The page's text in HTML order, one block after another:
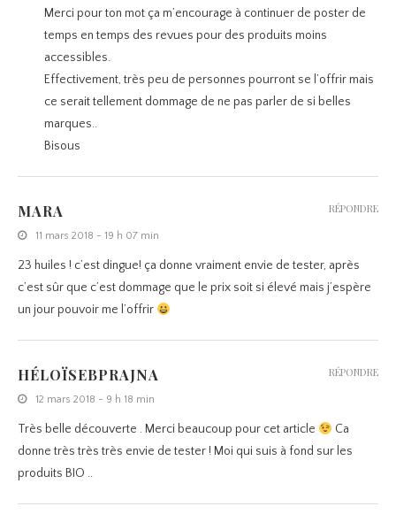
Merci pour ton mot ça m’encourage à continuer de poster de
temps en temps des revues pour des produits moins
accessibles.
Effectivement, très peu de personnes pourront se l’offrir mais
ce serait tellement dommage de ne pas parler de si belles
marques..
Bisous
MARA
11 mars 2018 - 19 h 07 min
23 huiles ! c’est dingue! ça donne vraiment envie de tester, après
c’est sûr que c’est dommage que le prix soit si élevé mais j’espère
un jour pouvoir me l’offrir
RÉPONDRE
HÉLOÏSEBPRAJNA
12 mars 2018 - 9 h 18 min
Très belle découverte . Merci beaucoup pour cet article
Ca
donne très très très envie de tester ! Moi qui suis à fond sur les
produits BIO ..
RÉPONDRE